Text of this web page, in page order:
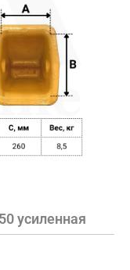
усиленная